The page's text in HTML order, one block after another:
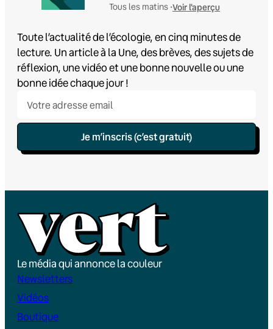
Tous les matins •Voir l'aperçu
Toute l’actualité de l’écologie, en cinq minutes de
lecture. Un article à la Une, des brèves, des sujets de
réflexion, une vidéo et une bonne nouvelle ou une
bonne idée chaque jour !
Je m’inscris (c’est gratuit)
Le média qui annonce la couleur
Newsletters
Vidéos
Boutique